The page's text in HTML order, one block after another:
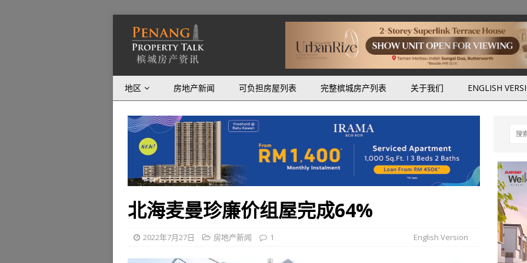
地区 房地产新闻 可负担房屋列表 完整槟城房产列表 关于我们 ENGLISH
北海麦曼珍廉价组屋完成64%
2022年7月27日 房地产新闻 1 English Version